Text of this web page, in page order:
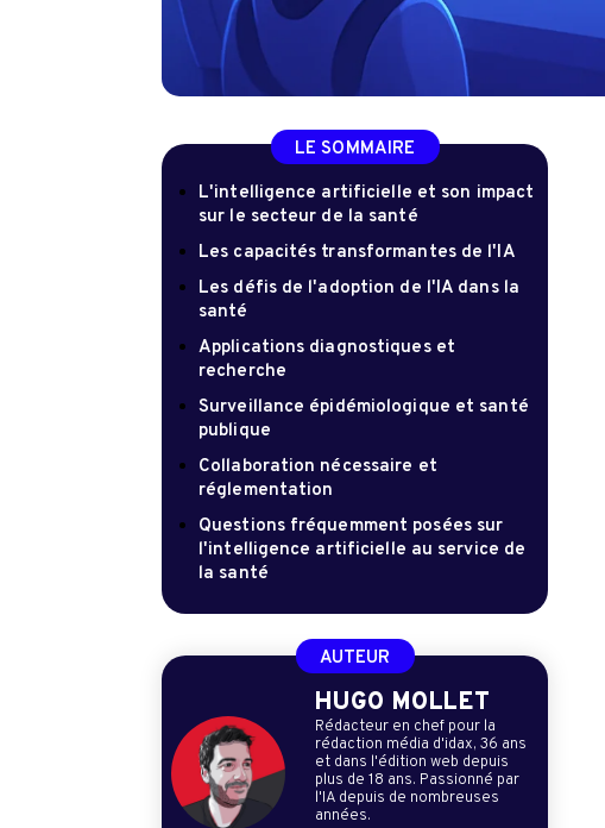
LE SOMMAIRE
L'intelligence artificielle et son impact
sur le secteur de la santé
Les capacités transformantes de l'IA
Les défis de l'adoption de l'IA dans la
santé
Applications diagnostiques et
recherche
Surveillance épidémiologique et santé
publique
Collaboration nécessaire et
réglementation
Questions fréquemment posées sur
l'intelligence artificielle au service de
la santé
AUTEUR
HUGO MOLLET
Rédacteur en chef pour la
rédaction média d'idax, 36 ans
et dans l'édition web depuis
plus de 18 ans. Passionné par
l'IA depuis de nombreuses
années.